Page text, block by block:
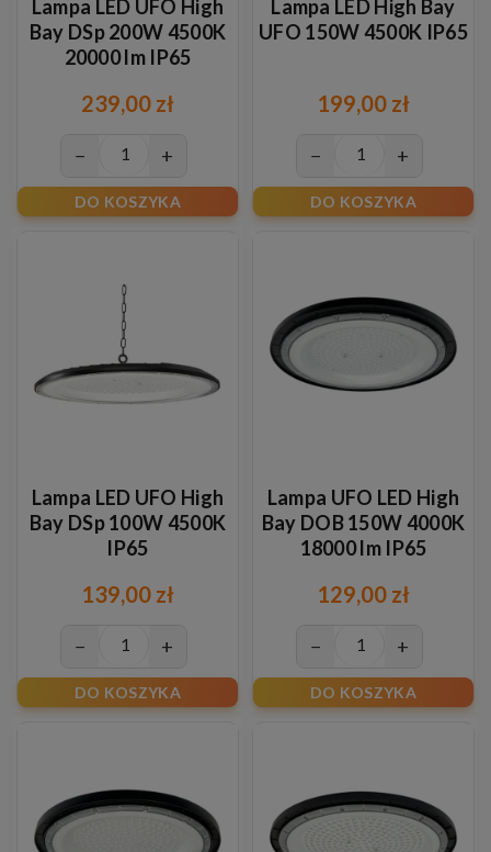
Lampa LED UFO High
Bay DSp 200W 4500K
20000 lm IP65
239,00 zł
− +
DO KOSZYKA
Lampa LED High Bay
UFO 150W 4500K IP65
199,00 zł
− +
DO KOSZYKA
Lampa LED UFO High
Bay DSp 100W 4500K
IP65
139,00 zł
− +
DO KOSZYKA
Lampa UFO LED High
Bay DOB 150W 4000K
18000 lm IP65
129,00 zł
− +
DO KOSZYKA